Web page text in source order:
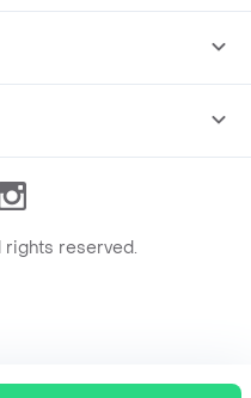
Instagram
rights reserved.